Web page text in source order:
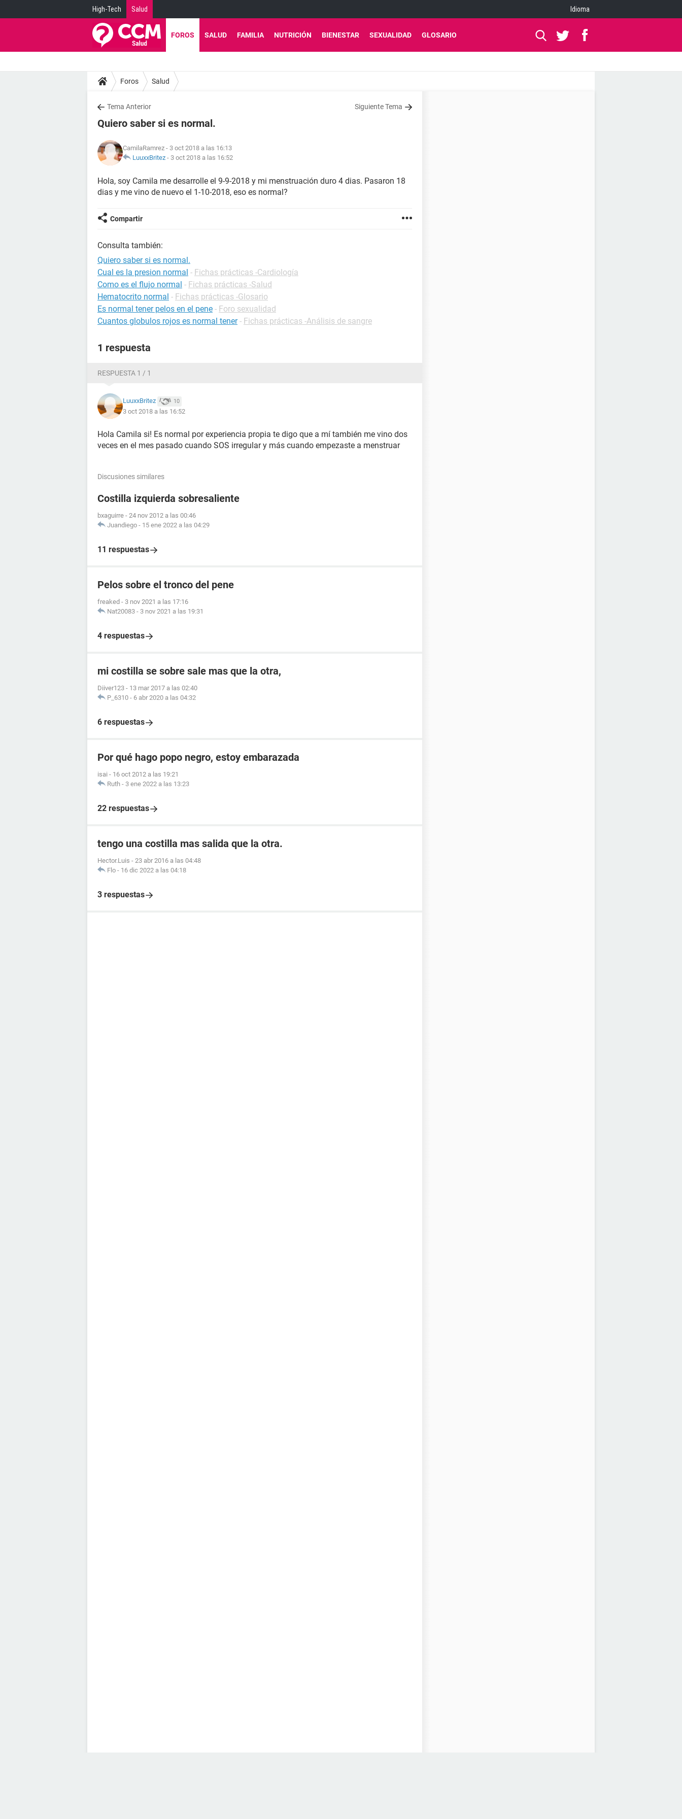
High-Tech Salud Idioma
FOROS SALUD FAMILIA NUTRICIÓN BIENESTAR SEXUALIDAD GLOSARIO
Foros Salud
Tema Anterior Siguiente Tema
Quiero saber si es normal.
CamilaRamrez - 3 oct 2018 a las 16:13
LuuxxBritez - 3 oct 2018 a las 16:52
Hola, soy Camila me desarrolle el 9-9-2018 y mi menstruación duro 4 dias. Pasaron 18
dias y me vino de nuevo el 1-10-2018, eso es normal?
Compartir
Consulta también:
Quiero saber si es normal.
Cual es la presion normal - Fichas prácticas -Cardiología
Como es el flujo normal - Fichas prácticas -Salud
Hematocrito normal - Fichas prácticas -Glosario
Es normal tener pelos en el pene - Foro sexualidad
Cuantos globulos rojos es normal tener - Fichas prácticas -Análisis de sangre
1 respuesta
RESPUESTA 1 / 1
LuuxxBritez 10
3 oct 2018 a las 16:52
Hola Camila si! Es normal por experiencia propia te digo que a mí también me vino dos
veces en el mes pasado cuando SOS irregular y más cuando empezaste a menstruar
Discusiones similares
Costilla izquierda sobresaliente
bxaguirre - 24 nov 2012 a las 00:46
Juandiego - 15 ene 2022 a las 04:29
11 respuestas
Pelos sobre el tronco del pene
freaked - 3 nov 2021 a las 17:16
Nat20083 - 3 nov 2021 a las 19:31
4 respuestas
mi costilla se sobre sale mas que la otra,
Diiver123 - 13 mar 2017 a las 02:40
P_6310 - 6 abr 2020 a las 04:32
6 respuestas
Por qué hago popo negro, estoy embarazada
isai - 16 oct 2012 a las 19:21
Ruth - 3 ene 2022 a las 13:23
22 respuestas
tengo una costilla mas salida que la otra.
Hector.Luis - 23 abr 2016 a las 04:48
Flo - 16 dic 2022 a las 04:18
3 respuestas